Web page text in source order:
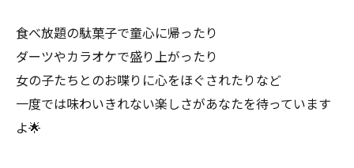
食べ放題の駄菓子で童心に帰ったり
ダーツやカラオケで盛り上がったり
女の子たちとのお喋りに心をほぐされたりなど
一度では味わいきれない楽しさがあなたを待っています
よ🌟